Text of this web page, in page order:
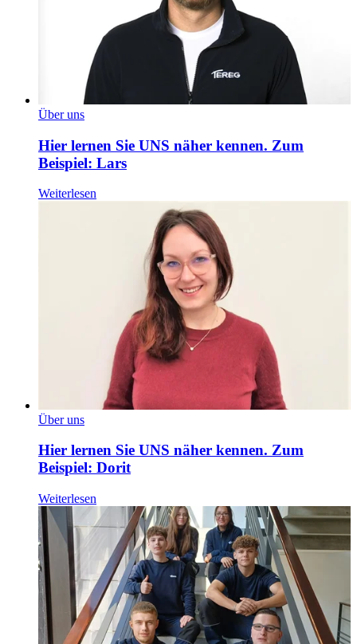
Über uns
Hier lernen Sie UNS näher kennen. Zum
Beispiel: Lars
Weiterlesen
Über uns
Hier lernen Sie UNS näher kennen. Zum
Beispiel: Dorit
Weiterlesen